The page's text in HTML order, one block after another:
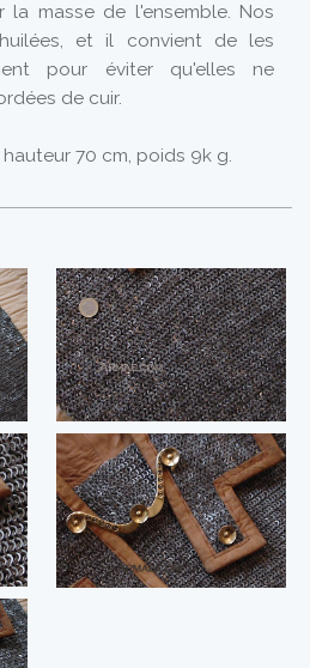
la masse de l'ensemble. Nos
et il convient de les
pour éviter qu'elles ne
de cuir.
70 cm, poids 9k g.